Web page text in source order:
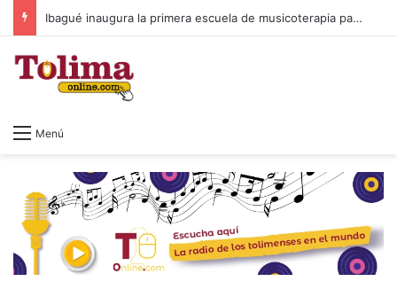
Ibagué inaugura la primera escuela de musicoterapia para niños con discapacidad múltiple, una apuesta por la inclusión
Menú